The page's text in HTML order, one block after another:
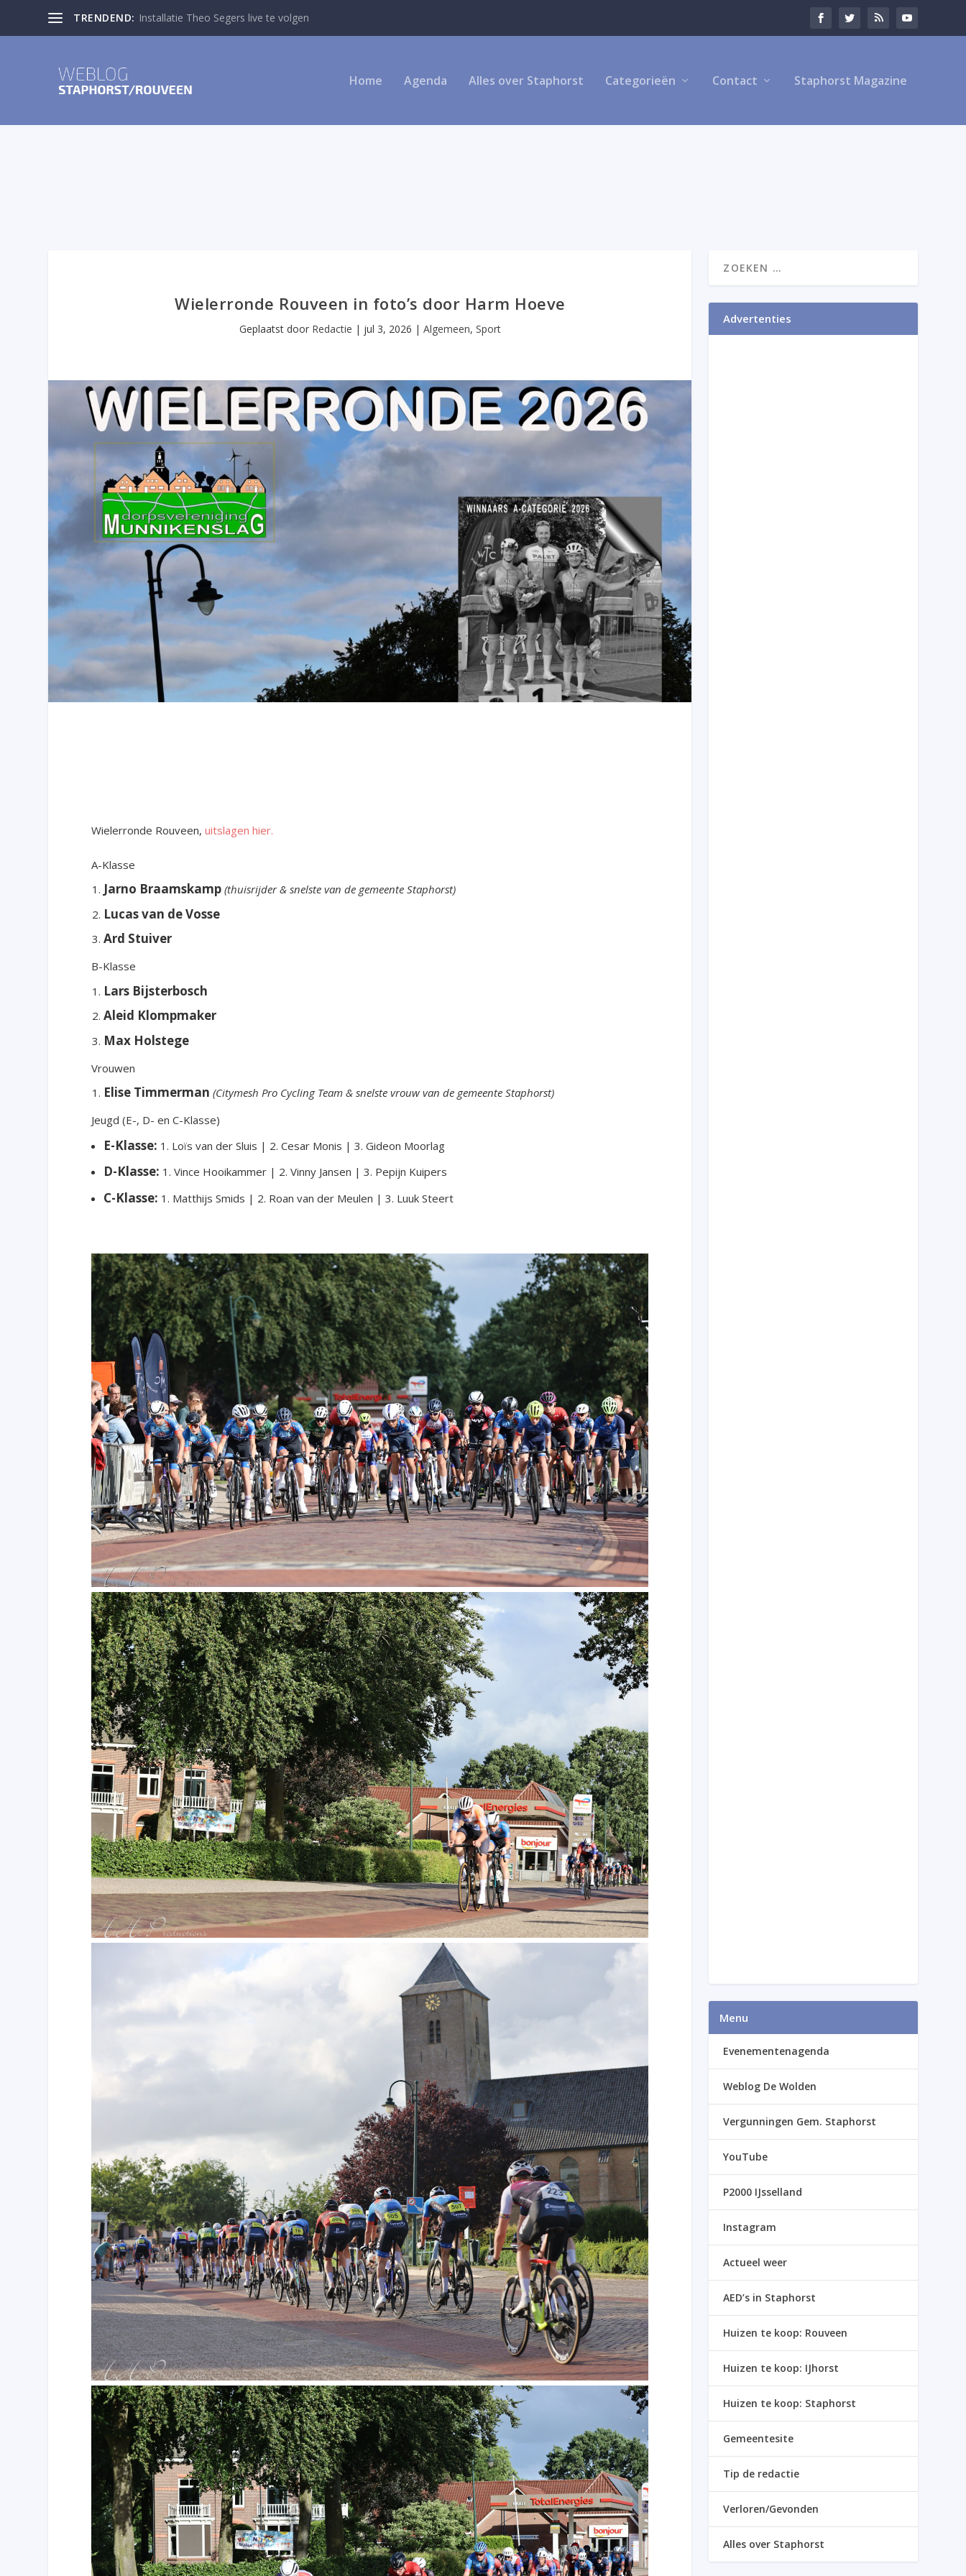
TRENDEND: Installatie Theo Segers live te volgen
Home Agenda Alles over Staphorst Categorieën Contact Staphorst Magazine
Wielerronde Rouveen in foto’s door Harm Hoeve
Geplaatst door Redactie | jul 3, 2026 | Algemeen, Sport
Wielerronde Rouveen,uitslagen hier.
A-Klasse
Jarno Braamskamp (thuisrijder & snelste van de gemeente Staphorst)
Lucas van de Vosse
Ard Stuiver
B-Klasse
Lars Bijsterbosch
Aleid Klompmaker
Max Holstege
Vrouwen
Elise Timmerman (Citymesh Pro Cycling Team & snelste vrouw van de gemeente Staphorst)
Jeugd (E-, D- en C-Klasse)
E-Klasse: 1. Loïs van der Sluis | 2. Cesar Monis | 3. Gideon Moorlag
D-Klasse: 1. Vince Hooikammer | 2. Vinny Jansen | 3. Pepijn Kuipers
C-Klasse: 1. Matthijs Smids | 2. Roan van der Meulen | 3. Luuk Steert
Advertenties
Menu
Evenementenagenda
Weblog De Wolden
Vergunningen Gem. Staphorst
YouTube
P2000 IJsselland
Instagram
Actueel weer
AED’s in Staphorst
Huizen te koop: Rouveen
Huizen te koop: IJhorst
Huizen te koop: Staphorst
Gemeentesite
Tip de redactie
Verloren/Gevonden
Alles over Staphorst